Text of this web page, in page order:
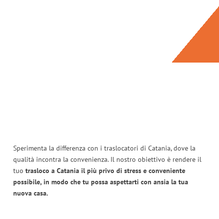
Sperimenta la differenza con i traslocatori di Catania, dove la
qualità incontra la convenienza. Il nostro obiettivo è rendere il
tuo trasloco a Catania il più privo di stress e conveniente
possibile, in modo che tu possa aspettarti con ansia la tua
nuova casa.